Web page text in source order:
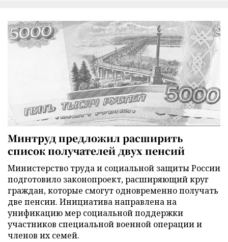
Минтруд предложил расширить
список получателей двух пенсий
Министерство труда и социальной защиты России
подготовило законопроект, расширяющий круг
граждан, которые смогут одновременно получать
две пенсии. Инициатива направлена на
унификацию мер социальной поддержки
участников специальной военной операции и
членов их семей.